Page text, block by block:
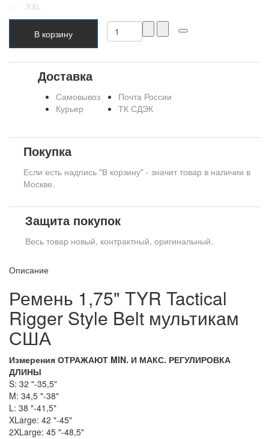
XXL
В корзину
Доставка
Самовывоз
Курьер
Почта России
ТК СДЭК
Покупка
Если есть надпись "В корзину" - значит товар в наличии в
Москве.
Защита покупок
Весь товар новый, контрактный, оригинальный.
Описание
Ремень 1,75" TYR Tactical
Rigger Style Belt мультикам
США
Измерения ОТРАЖАЮТ MIN. И МАКС. РЕГУЛИРОВКА
ДЛИНЫ
S: 32 "-35,5"
M: 34,5 "-38"
L: 38 "-41,5"
XLarge: 42 "-45"
2XLarge: 45 "-48,5"